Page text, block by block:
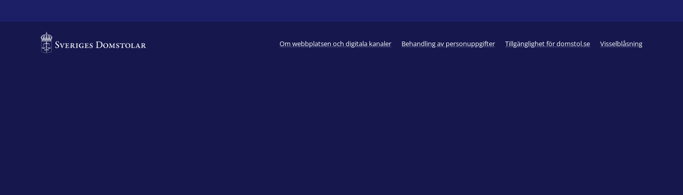
Om webbplatsen och digitala kanaler Behandling av personuppgifter Tillgänglighet för domstol.se Visselblåsning